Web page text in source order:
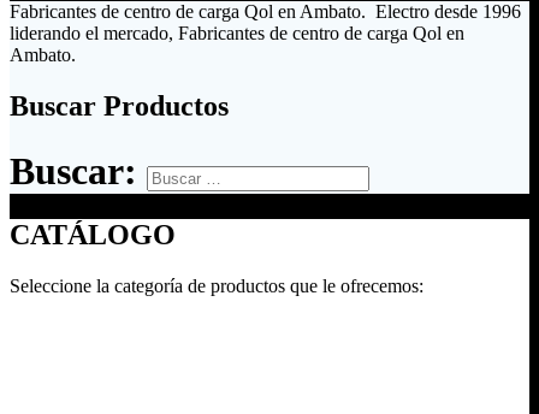
Fabricantes de centro de carga Qol en Ambato. Electro desde 1996
liderando el mercado, Fabricantes de centro de carga Qol en
Ambato.
Buscar Productos
Buscar:
CATÁLOGO
Seleccione la categoría de productos que le ofrecemos: